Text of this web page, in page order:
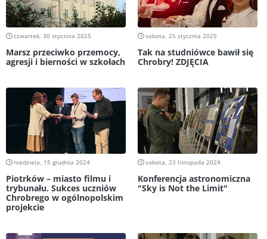
czwartek, 30 stycznia 2025
Marsz przeciwko przemocy,
agresji i bierności w szkołach
sobota, 25 stycznia 2025
Tak na studniówce bawił się
Chrobry! ZDJĘCIA
niedziela, 15 grudnia 2024
Piotrków – miasto filmu i
trybunału. Sukces uczniów
Chrobrego w ogólnopolskim
projekcie
sobota, 23 listopada 2024
Konferencja astronomiczna
"Sky is Not the Limit"